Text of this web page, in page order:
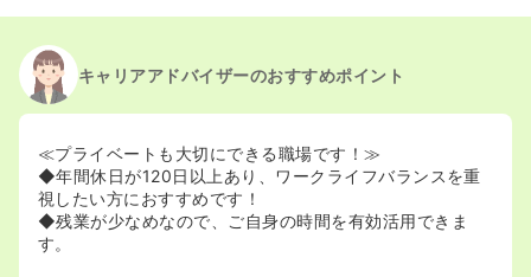
2020/09/17正看護師を募集中
キャリアアドバイザーのおすすめポイント
≪プライベートも大切にできる職場です！≫
◆年間休日が120日以上あり、ワークライフバランスを重
視したい方におすすめです！
◆残業が少なめなので、ご自身の時間を有効活用できま
す。